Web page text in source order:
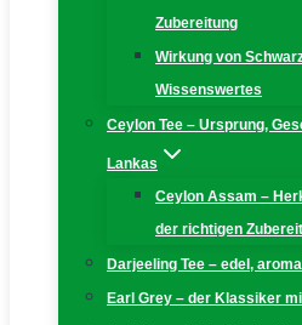
Zubereitung
Wirkung von
Wissenswertes
Ceylon Tee – Ursprung,
Lankas
Ceylon Assam –
der richtigen
Darjeeling Tee – edel,
Earl Grey – der Klassiker